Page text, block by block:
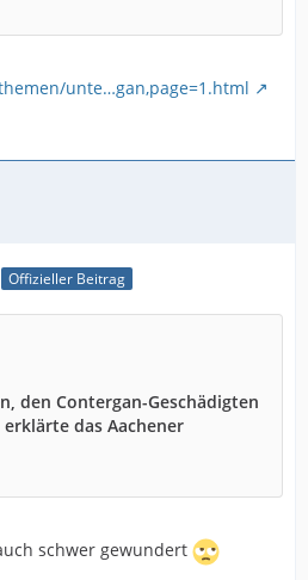
unte…gan,page=1.html
Offizieller Beitrag
den Contergan-Geschädigten
das Aachener
schwer gewundert